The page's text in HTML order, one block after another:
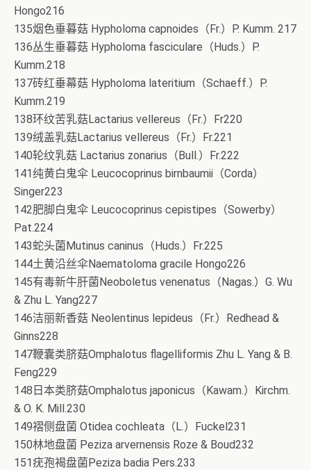
Hongo216
135烟色垂暮菇 Hypholoma capnoides（Fr.）P. Kumm. 217
136丛生垂暮菇 Hypholoma fasciculare（Huds.）P.
Kumm.218
137砖红垂幕菇 Hypholoma lateritium（Schaeff.）P.
Kumm.219
138环纹苦乳菇Lactarius vellereus（Fr.）Fr220
139绒盖乳菇Lactarius vellereus（Fr.）Fr.221
140轮纹乳菇 Lactarius zonarius（Bull.）Fr.222
141纯黄白鬼伞 Leucocoprinus birnbaumii（Corda）
Singer223
142肥脚白鬼伞 Leucocoprinus cepistipes（Sowerby）
Pat.224
143蛇头菌Mutinus caninus（Huds.）Fr.225
144土黄沿丝伞Naematoloma gracile Hongo226
145有毒新牛肝菌Neoboletus venenatus（Nagas.）G. Wu
& Zhu L. Yang227
146洁丽新香菇 Neolentinus lepideus（Fr.）Redhead &
Ginns228
147鞭囊类脐菇Omphalotus flagelliformis Zhu L. Yang & B.
Feng229
148日本类脐菇Omphalotus japonicus（Kawam.）Kirchm.
& O. K. Mill.230
149褶侧盘菌 Otidea cochleata（L.）Fuckel231
150林地盘菌 Peziza arvernensis Roze & Boud232
151疣孢褐盘菌Peziza badia Pers.233